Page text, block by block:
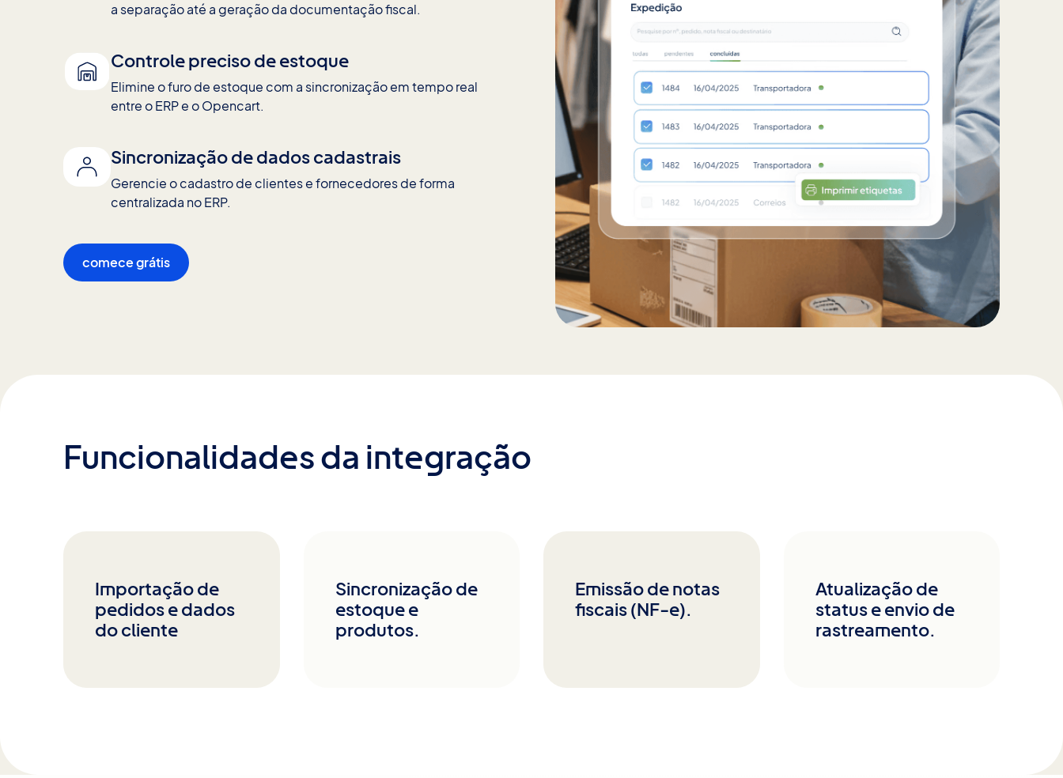
a separação até a geração da documentação fiscal.
Controle preciso de estoque
Elimine o furo de estoque com a sincronização em tempo real
entre o ERP e o Opencart.
Sincronização de dados cadastrais
Gerencie o cadastro de clientes e fornecedores de forma
centralizada no ERP.
comece grátis
Funcionalidades da integração
Importação de
pedidos e dados
do cliente
Sincronização de
estoque e
produtos.
Emissão de notas
fiscais (NF-e).
Atualização de
status e envio de
rastreamento.